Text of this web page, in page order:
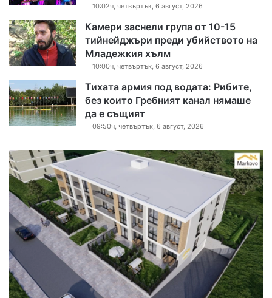
10:02ч, четвъртък, 6 август, 2026
Камери заснели група от 10-15
тийнейджъри преди убийството на
Младежкия хълм
10:00ч, четвъртък, 6 август, 2026
Тихата армия под водата: Рибите,
без които Гребният канал нямаше
да е същият
09:50ч, четвъртък, 6 август, 2026